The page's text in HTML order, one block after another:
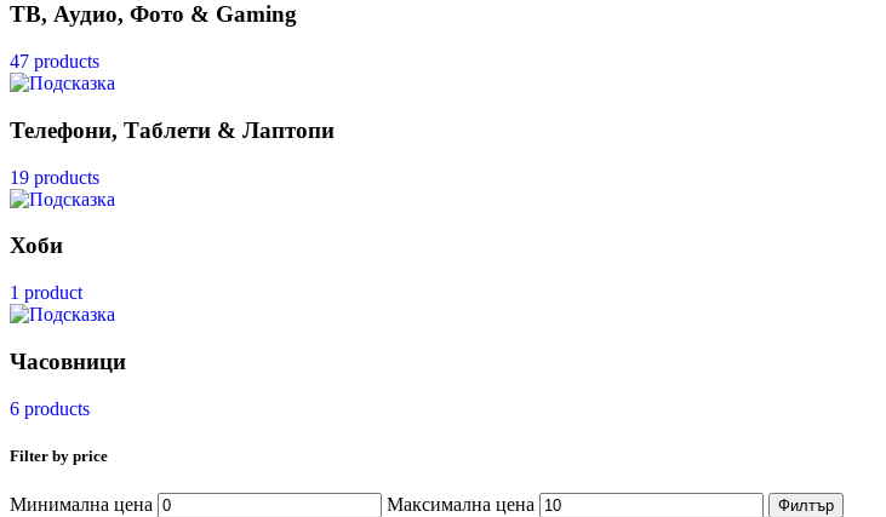
ТВ, Аудио, Фото & Gaming
47 products
Телефони, Таблети & Лаптопи
19 products
Хоби
1 product
Часовници
6 products
Filter by price
Минимална цена Максимална цена Филтър